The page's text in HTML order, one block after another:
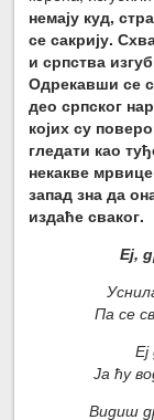
немају куд,
се сакрију.
и српства
Одрекавши се
део српског
којих су
гледати као
некакве
запад зна да
издаће сваког.
Еј,
Па се
Ја ћу
Видиш